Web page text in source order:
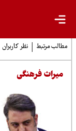
مرتبط نظر کاربران
فرهنگی